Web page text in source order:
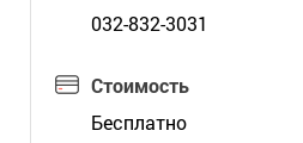
032-832-3031
Стоимость
Бесплатно